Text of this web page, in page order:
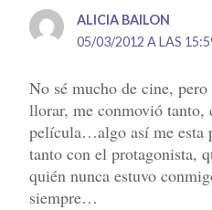
ALICIA BAILON
05/03/2012 A LAS
No sé mucho de cine,
llorar, me conmovió tanto,
película…algo así me esta
tanto con el protagonista,
quién nunca estuvo
siempre…